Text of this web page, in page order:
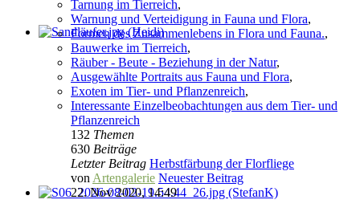
Tarnung im Tierreich,
Warnung und Verteidigung in Fauna und Flora,
Formen des Zusammenlebens in Flora und Fauna.,
Bauwerke im Tierreich,
Räuber - Beute - Beziehung in der Natur,
Ausgewählte Portraits aus Fauna und Flora,
Exoten im Tier- und Pflanzenreich,
Interessante Einzelbeobachtungen aus dem Tier- und
Pflanzenreich
132 Themen
630 Beiträge
Letzter Beitrag Herbstfärbung der Florfliege
von Artengalerie Neuester Beitrag
22. Nov 2020, 14:49